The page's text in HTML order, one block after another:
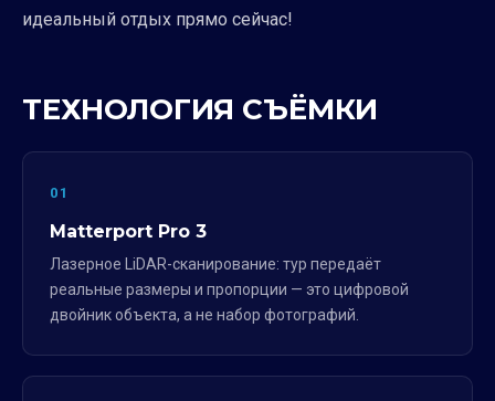
идеальный отдых прямо сейчас!
ТЕХНОЛОГИЯ СЪЁМКИ
01
Matterport Pro 3
Лазерное LiDAR-сканирование: тур передаёт
реальные размеры и пропорции — это цифровой
двойник объекта, а не набор фотографий.